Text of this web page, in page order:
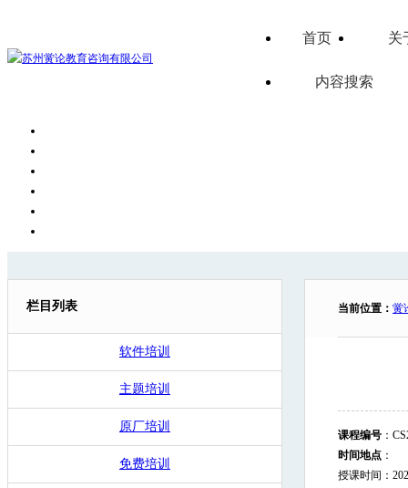
首页 关
内容搜索
栏目列表
软件培训
主题培训
原厂培训
免费培训
当前位置： 黉
课程编号 ：
时间地点 ：
授课时间：